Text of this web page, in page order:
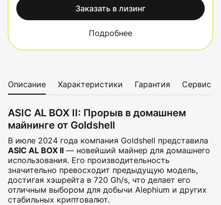
Заказать в лизинг
Подробнее
Описание Характеристики Гарантия Сервис
ASIC AL BOX II: Прорыв в домашнем
майнинге от Goldshell
В июле 2024 года компания Goldshell представила
ASIC AL BOX II — новейший майнер для домашнего
использования. Его производительность
значительно превосходит предыдущую модель,
достигая хэшрейта в 720 Gh/s, что делает его
отличным выбором для добычи Alephium и других
стабильных криптовалют.